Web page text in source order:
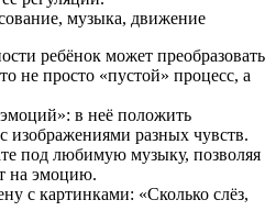
музыка, движение
ребёнок может преобразовать
не просто «пустой» процесс, а
в неё положить
изображениями разных чувств.
под любимую музыку, позволяя
на эмоцию.
с картинками: «Сколько слёз,